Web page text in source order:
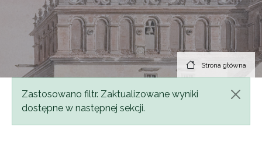
Strona główna
Komunikat
Zastosowano filtr. Zaktualizowane wyniki
dostępne w następnej sekcji.